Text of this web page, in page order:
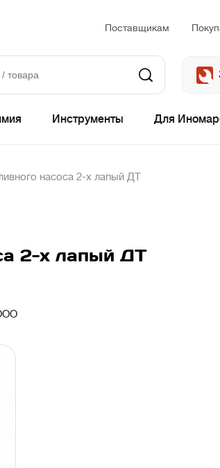
Поставщикам
Инструменты Для
насоса 2-х лапый ДТ
2-х лапый ДТ